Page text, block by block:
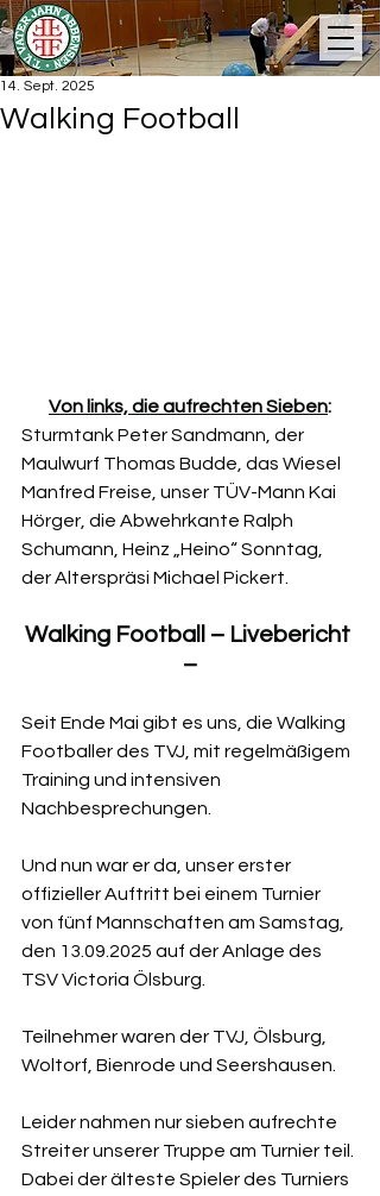
Walking Football
14. Sept. 2025
Von links, die aufrechten Sieben:
Sturmtank Peter Sandmann, der
Maulwurf Thomas Budde, das Wiesel
Manfred Freise, unser TÜV-Mann Kai
Hörger, die Abwehrkante Ralph
Schumann, Heinz „Heino“ Sonntag,
der Alterspräsi Michael Pickert.
Walking Football – Livebericht
–
Seit Ende Mai gibt es uns, die Walking
Footballer des TVJ, mit regelmäßigem
Training und intensiven
Nachbesprechungen.
Und nun war er da, unser erster
offizieller Auftritt bei einem Turnier
von fünf Mannschaften am Samstag,
den 13.09.2025 auf der Anlage des
TSV Victoria Ölsburg.
Teilnehmer waren der TVJ, Ölsburg,
Woltorf, Bienrode und Seershausen.
Leider nahmen nur sieben aufrechte
Streiter unserer Truppe am Turnier teil.
Dabei der älteste Spieler des Turniers